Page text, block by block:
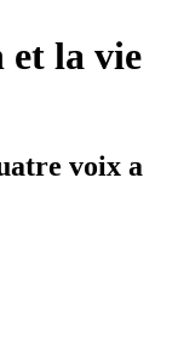
et la vie
voix a